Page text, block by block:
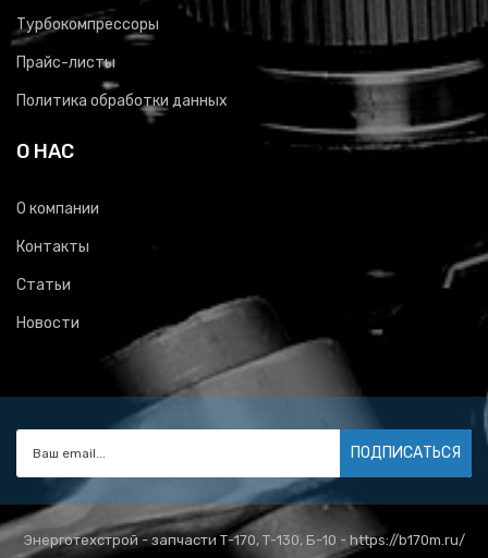
Турбокомпрессоры
Прайс-листы
Политика обработки данных
О НАС
О компании
Контакты
Статьи
Новости
ПОДПИСАТЬСЯ
Энерготехстрой - запчасти Т-170, Т-130, Б-10 - https://b170m.ru/